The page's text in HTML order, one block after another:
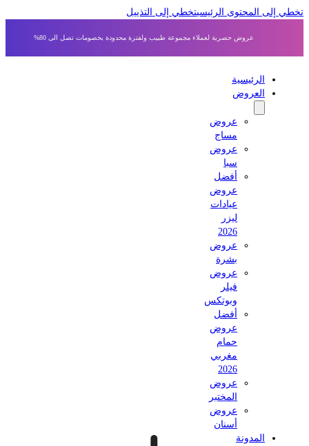
إلى المحتوى الرئيسي تخطي إلى التذييل
عروض حصرية لعملاء مجموعة طبيب ولفترة محدودة بخصومات تصل الى 80%
الرئيسية
العروض
عروض
مساج
عروض
أفضل
عروض
عيادات
عروض
بشرة
عروض
وبوتكس
أفضل
عروض
حمام
مغربي
عروض
المختبر
عروض
أسنان
المدونة